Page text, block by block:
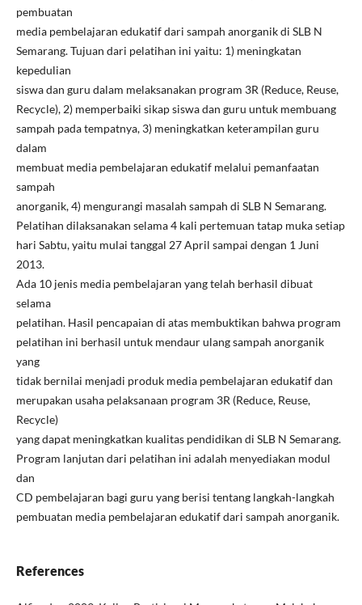
pembuatan
media pembelajaran edukatif dari sampah anorganik di SLB N
Semarang. Tujuan dari pelatihan ini yaitu: 1) meningkatan
kepedulian
siswa dan guru dalam melaksanakan program 3R (Reduce, Reuse,
Recycle), 2) memperbaiki sikap siswa dan guru untuk membuang
sampah pada tempatnya, 3) meningkatkan keterampilan guru
dalam
membuat media pembelajaran edukatif melalui pemanfaatan
sampah
anorganik, 4) mengurangi masalah sampah di SLB N Semarang.
Pelatihan dilaksanakan selama 4 kali pertemuan tatap muka setiap
hari Sabtu, yaitu mulai tanggal 27 April sampai dengan 1 Juni
2013.
Ada 10 jenis media pembelajaran yang telah berhasil dibuat
selama
pelatihan. Hasil pencapaian di atas membuktikan bahwa program
pelatihan ini berhasil untuk mendaur ulang sampah anorganik
yang
tidak bernilai menjadi produk media pembelajaran edukatif dan
merupakan usaha pelaksanaan program 3R (Reduce, Reuse,
Recycle)
yang dapat meningkatkan kualitas pendidikan di SLB N Semarang.
Program lanjutan dari pelatihan ini adalah menyediakan modul
dan
CD pembelajaran bagi guru yang berisi tentang langkah-langkah
pembuatan media pembelajaran edukatif dari sampah anorganik.
References